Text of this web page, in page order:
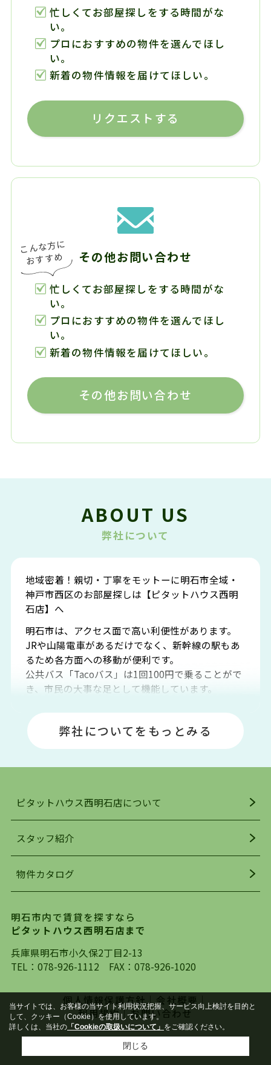
忙しくてお部屋探しをする時間がな
い。
プロにおすすめの物件を選んでほし
い。
新着の物件情報を届けてほしい。
リクエストする
その他お問い合わせ
忙しくてお部屋探しをする時間がな
い。
プロにおすすめの物件を選んでほし
い。
新着の物件情報を届けてほしい。
その他お問い合わせ
ABOUT US
弊社について
地域密着！親切・丁寧をモットーに明石市全域・
神戸市西区のお部屋探しは【ピタットハウス西明
石店】へ
明石市は、アクセス面で高い利便性があります。
JRや山陽電車があるだけでなく、新幹線の駅もあ
るため各方面への移動が便利です。
公共バス「Tacoバス」は1回100円で乗ることがで
き、市民の大事な足として機能しています。
場や釣りスポットが多くあります。JR「大久保
駅」周辺には、ビブレ・イオンをはじめとした買
い物施設も多くあり、買い物にも困りません。
明石駅・西明石駅を中心に、明石市・神戸市西区
でお部屋探している方は、ぜひ当ＨＰにて物件を
お探しになってください。弊社は、スタッフの平
を行っており地域最大級の情報取扱量を誇ってお
ります。店頭で限られた物件をご紹介する、従来
自身でインターネットを利用し、理想のお部屋を
探していただき、選択していただいた物件情報に
対して、専門知識を持ったスタッフがサポートさ
せていただくスタイルを心がけております。私た
は、一度だけでは終わらない、お客様との末長い
お付き合いです。初めての一人暮らしから、就
職・ご結婚・売買物件の購入、などなど一生涯に
わたる、良きアドバイザーとして、地域に密着し
た営業スタイルで様々なお役立ちができればと強
弊社についてをもっとみる
ピタットハウス西明石店について
スタッフ紹介
物件カタログ
明石市内で賃貸を探すなら
ピタットハウス西明石店まで
兵庫県明石市小久保2丁目2-13
TEL： 078-926-1112 FAX：078-926-1020
個人情報保護方針 ｜会社概要 ｜
利用規約｜お問い合わせ
Copyright(c) 株式会社ＡＢＣ All rights reserved.
当サイトでは、お客様の当サイト利用状況把握、サービス向上検討を目的と
して、クッキー（Cookie）を使用しています。
詳しくは、当社の 「Cookieの取扱いについて」 をご確認ください。
閉じる